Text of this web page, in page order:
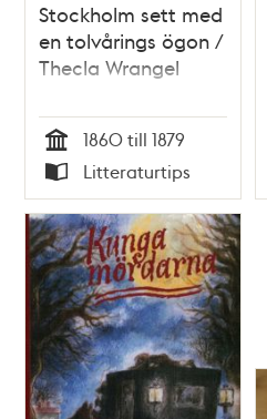
Stockholm sett med
en tolvårings ögon /
Thecla Wrangel
Tid
1860 till 1879
Typ
Litteraturtips